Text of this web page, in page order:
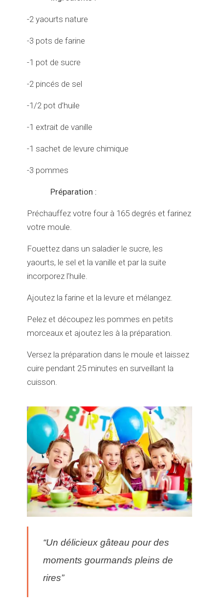
-2 yaourts nature
-3 pots de farine
-1 pot de sucre
-2 pincés de sel
-1/2 pot d’huile
-1 extrait de vanille
-1 sachet de levure chimique
-3 pommes
Préparation :
Préchauffez votre four à 165 degrés et farinez
votre moule.
Fouettez dans un saladier le sucre, les
yaourts, le sel et la vanille et par la suite
incorporez l’huile.
Ajoutez la farine et la levure et mélangez.
Pelez et découpez les pommes en petits
morceaux et ajoutez les à la préparation.
Versez la préparation dans le moule et laissez
cuire pendant 25 minutes en surveillant la
cuisson.
“Un délicieux gâteau pour des
moments gourmands pleins de
rires”